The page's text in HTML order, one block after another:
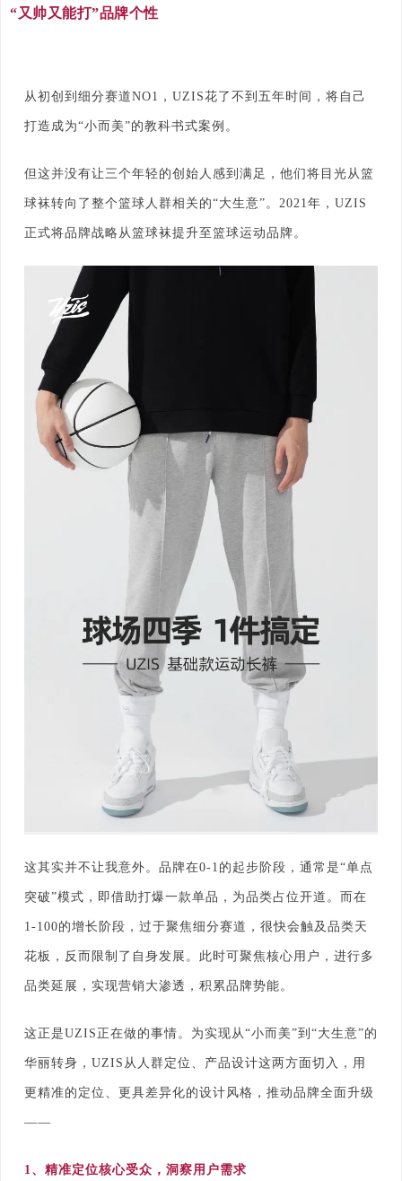
“又帅又能打”品牌个性
从初创到细分赛道NO1，UZIS花了不到五年时间，将自己
打造成为“小而美”的教科书式案例。
但这并没有让三个年轻的创始人感到满足，他们将目光从篮
球袜转向了整个篮球人群相关的“大生意”。2021年，UZIS
正式将品牌战略从篮球袜提升至篮球运动品牌。
这其实并不让我意外。品牌在0-1的起步阶段，通常是“单点
突破”模式，即借助打爆一款单品，为品类占位开道。而在
1-100的增长阶段，过于聚焦细分赛道，很快会触及品类天
花板，反而限制了自身发展。此时可聚焦核心用户，进行多
品类延展，实现营销大渗透，积累品牌势能。
这正是UZIS正在做的事情。为实现从“小而美”到“大生意”的
华丽转身，UZIS从人群定位、产品设计这两方面切入，用
更精准的定位、更具差异化的设计风格，推动品牌全面升级
——
1、精准定位核心受众，洞察用户需求